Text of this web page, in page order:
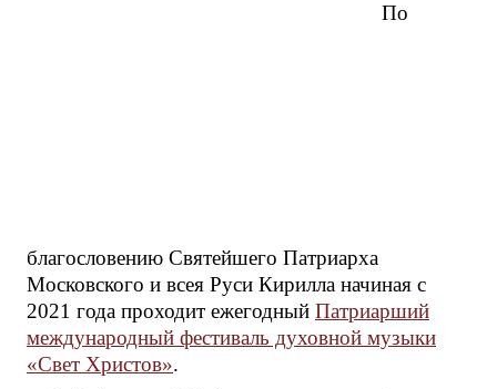
По
благословению Святейшего Патриарха
Московского и всея Руси Кирилла начиная с
2021 года проходит ежегодный Патриарший
международный фестиваль духовной музыки
«Свет Христов».